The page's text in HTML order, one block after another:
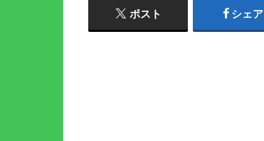
ポスト シェア